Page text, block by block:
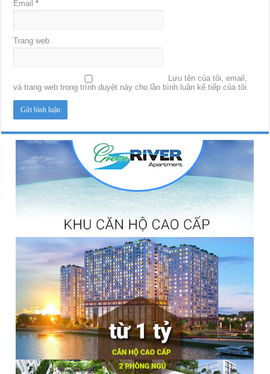
Email*
Trang web
Lưu tên của tôi, email,
và trang web trong trình duyệt này cho lần bình luận kế tiếp của tôi.